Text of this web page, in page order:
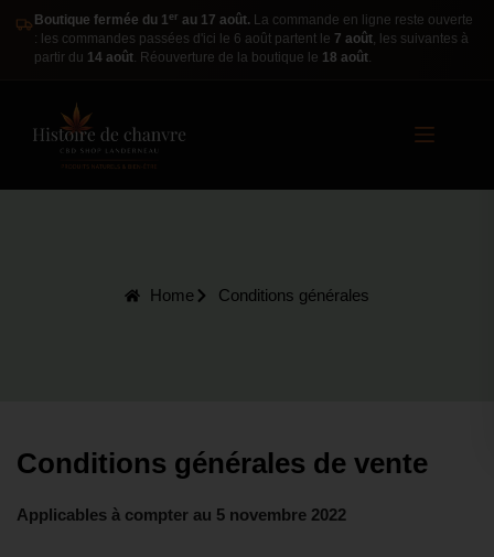
Boutique fermée du 1er au 17 août. La commande en ligne reste ouverte
: les commandes passées d'ici le 6 août partent le 7 août, les suivantes à
partir du 14 août. Réouverture de la boutique le 18 août.
Home Conditions générales
Conditions générales de vente
Applicables à compter au 5 novembre 2022